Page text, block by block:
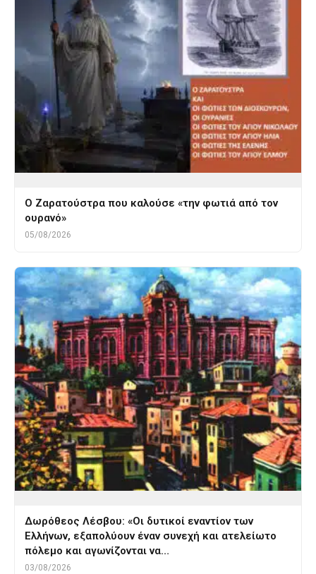
Ο Ζαρατούστρα που καλούσε «την φωτιά από τον
ουρανό»
05/08/2026
Δωρόθεος Λέσβου: «Οι δυτικοί εναντίον των
Ελλήνων, εξαπολύουν έναν συνεχή και ατελείωτο
πόλεμο και αγωνίζονται να…
03/08/2026